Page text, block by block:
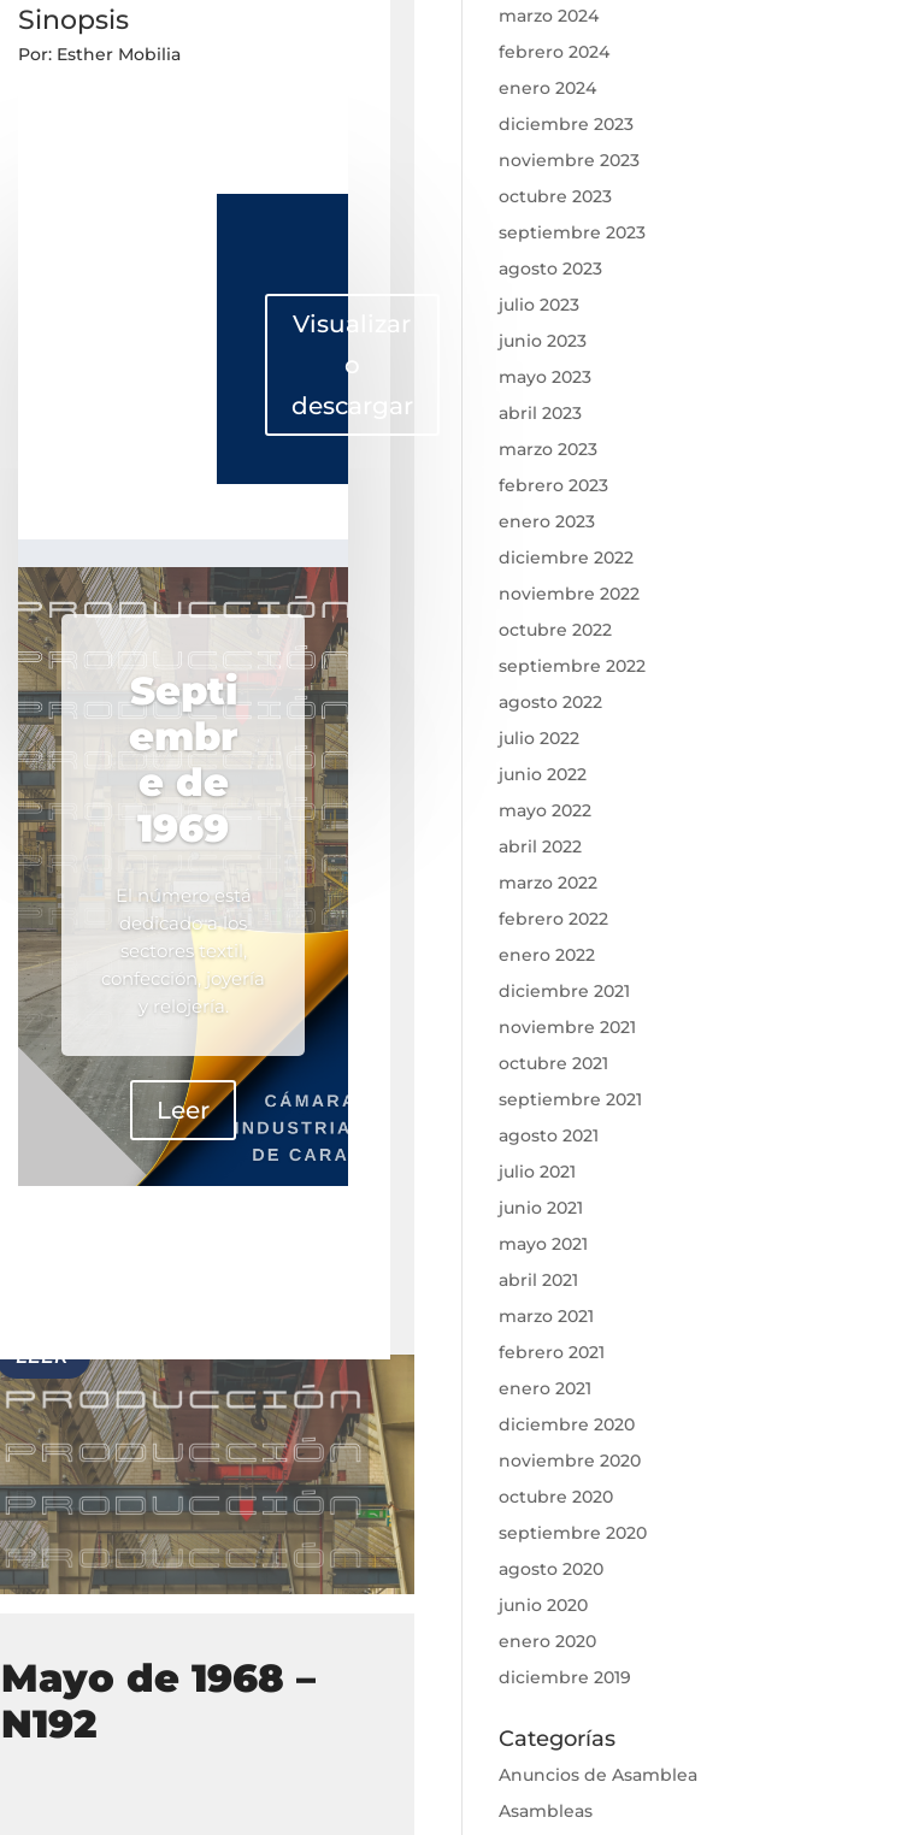
Sinopsis
Por: Esther Mobilia
Visualizar
o
descargar
Septi
embr
e de
1969
El número está
dedicado a los
sectores textil,
confección, joyería
y relojería.
Leer
Mayo de 1968 –
N192
marzo 2024
febrero 2024
enero 2024
diciembre 2023
noviembre 2023
octubre 2023
septiembre 2023
agosto 2023
julio 2023
junio 2023
mayo 2023
abril 2023
marzo 2023
febrero 2023
enero 2023
diciembre 2022
noviembre 2022
octubre 2022
septiembre 2022
agosto 2022
julio 2022
junio 2022
mayo 2022
abril 2022
marzo 2022
febrero 2022
enero 2022
diciembre 2021
noviembre 2021
octubre 2021
septiembre 2021
agosto 2021
julio 2021
junio 2021
mayo 2021
abril 2021
marzo 2021
febrero 2021
enero 2021
diciembre 2020
noviembre 2020
octubre 2020
septiembre 2020
agosto 2020
junio 2020
enero 2020
diciembre 2019
Categorías
Anuncios de Asamblea
Asambleas